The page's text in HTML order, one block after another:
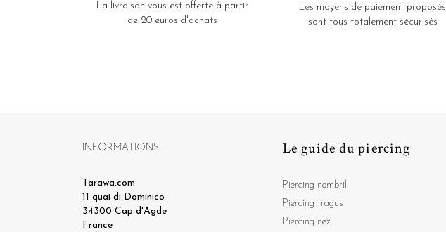
La livraison vous est offerte à partir
de 20 euros d'achats
Les moyens de paiement proposés
sont tous totalement sécurisés
INFORMATIONS
Tarawa.com
11 quai di Dominico
34300 Cap d'Agde
France
Le guide du piercing
Piercing nombril
Piercing tragus
Piercing nez